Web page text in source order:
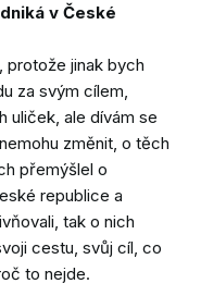
v České
protože jinak bych
za svým cílem,
uliček, ale dívám se
změnit, o těch
přemýšlel o
republice a
tak o nich
cestu, svůj cíl, co
to nejde.